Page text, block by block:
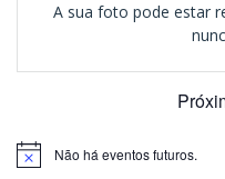
A sua foto pode estar
Notice Não há eventos futuros.